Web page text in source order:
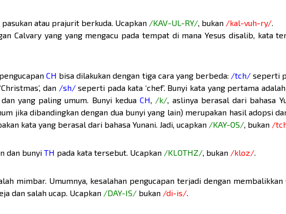
atau prajurit berkuda. Ucapkan /KAV-UL-RY/, bukan /kal-vuh-ry/.
Calvary yang yang mengacu pada tempat di mana Yesus disalib, kata
CH bisa dilakukan dengan tiga cara yang berbeda: /tch/seperti
dan /sh/seperti pada kata ‘chef’. Bunyi kata yang pertama
yang paling umum. Bunyi keduaCH, /k/, aslinya berasal dari bahasa
jika dibandingkan dengan dua bunyi yang lain) merupakan hasil adopsi
kata yang berasal dari bahasa Yunani. Jadi, ucapkan /KAY-OS/, bukan /
dan bunyi TH pada kata tersebut. Ucapkan /KLOTHZ/, bukan /kloz/.
mimbar. Umumnya, kesalahan pengucapan terjadi dengan
dan salah ucap. Ucapkan /DAY-IS/ bukan /di-is/.